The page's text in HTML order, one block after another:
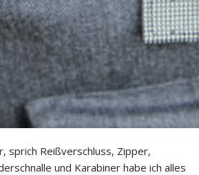
sprich Reißverschluss, Zipper,
und Karabiner habe ich alles